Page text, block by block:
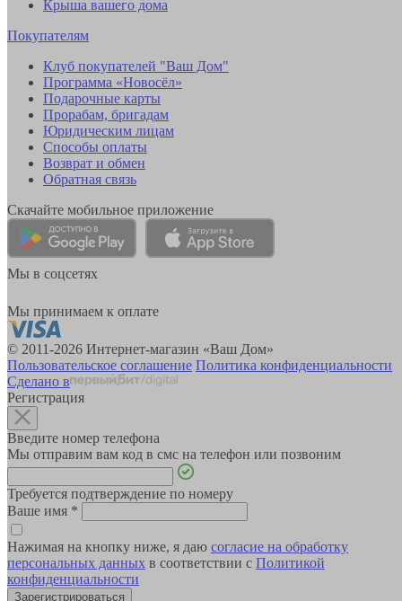
Крыша вашего дома
Покупателям
Клуб покупателей "Ваш Дом"
Программа «Новосёл»
Подарочные карты
Прорабам, бригадам
Юридическим лицам
Способы оплаты
Возврат и обмен
Обратная связь
Скачайте мобильное приложение
Мы в соцсетях
Мы принимаем к оплате
© 2011-2026 Интернет-магазин «Ваш Дом»
Пользовательское соглашение Политика конфиденциальности
Сделано в
Регистрация
Введите номер телефона
Мы отправим вам код в смс на телефон или позвоним
Требуется подтверждение по номеру
Ваше имя *
Нажимая на кнопку ниже, я даю согласие на обработку
персональных данных в соответствии с Политикой
конфиденциальности
Зарегистрироваться